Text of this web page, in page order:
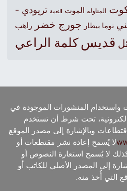
المناولة الموت النعمة تريودي -
توما بيطار جورج خضر راهب
قديس كلمة الراعي
واستخدام المنشورات الموجودة في
تحت شرط أن تستخدم
وبالإشارة إلى مصدر الموقع
لا يُسمح إعادة نشر مقتطعات أو
لا يُسمح استعارة النصوص أو
إلى المصدر الأصلي للكاتب أو
التي أُخذ منه.